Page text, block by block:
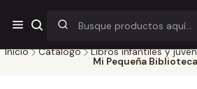
¡Por pocos días! Despacho a $1.000 en
$38.000
Inicio Catálogo Libros infantiles y
Mi Pequeña